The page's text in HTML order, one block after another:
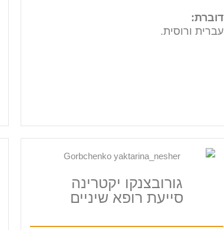
דוברת:
עברית ורוסית.
גורובצנקו יקטרינה
סייעת רופא שיניים